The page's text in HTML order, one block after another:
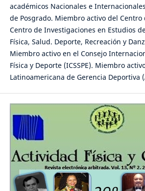
académicos Nacionales e
de Posgrado. Miembro activo del Centro
Centro de Investigaciones en Estudios
Física, Salud. Deporte, Recreación y
Miembro activo en el Consejo
Física y Deporte (ICSSPE). Miembro
Latinoamericana de Gerencia Deportiva